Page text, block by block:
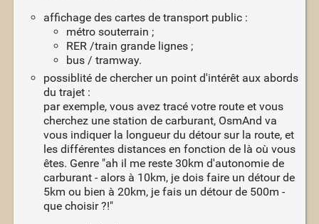
affichage des cartes de transport public :
métro souterrain ;
RER /train grande lignes ;
bus / tramway.
possiblité de chercher un point d'intérêt aux abords
du trajet :
par exemple, vous avez tracé votre route et vous
cherchez une station de carburant, OsmAnd va
vous indiquer la longueur du détour sur la route, et
les différentes distances en fonction de là où vous
êtes. Genre "ah il me reste 30km d'autonomie de
carburant - alors à 10km, je dois faire un détour de
5km ou bien à 20km, je fais un détour de 500m -
que choisir ?!"